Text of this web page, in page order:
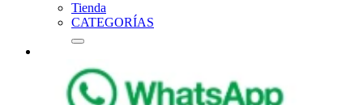
Tienda
CATEGORÍAS